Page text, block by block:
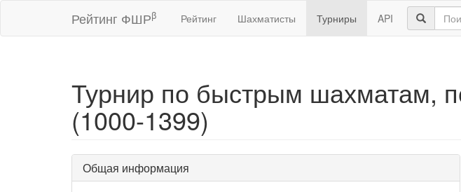
Рейтинг ФШРβ Рейтинг Шахматисты Турниры API
Турнир по быстрым шахматам,
(1000-1399)
Общая информация